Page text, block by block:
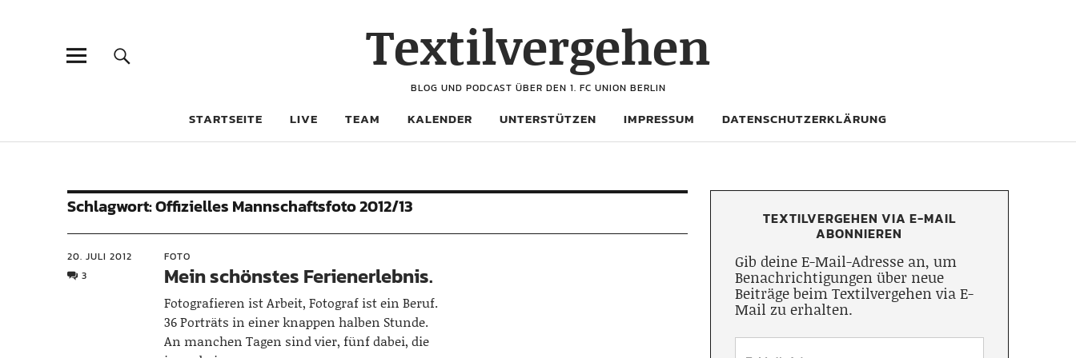
Textilvergehen
BLOG UND PODCAST ÜBER DEN 1. FC UNION BERLIN
STARTSEITE LIVE TEAM KALENDER UNTERSTÜTZEN IMPRESSUM DATENSCHUTZERKLÄRUNG
Schlagwort:Offizielles Mannschaftsfoto 2012/13
20. JULI 2012
3
FOTO
Mein schönstes Ferienerlebnis.
Fotografieren ist Arbeit, Fotograf ist ein Beruf.
36 Porträts in einer knappen halben Stunde.
An manchen Tagen sind vier, fünf dabei, die
TEXTILVERGEHEN VIA E-MAIL
ABONNIEREN
Gib deine E-Mail-Adresse an, um
Benachrichtigungen über neue
Beiträge beim Textilvergehen via E-
Mail zu erhalten.